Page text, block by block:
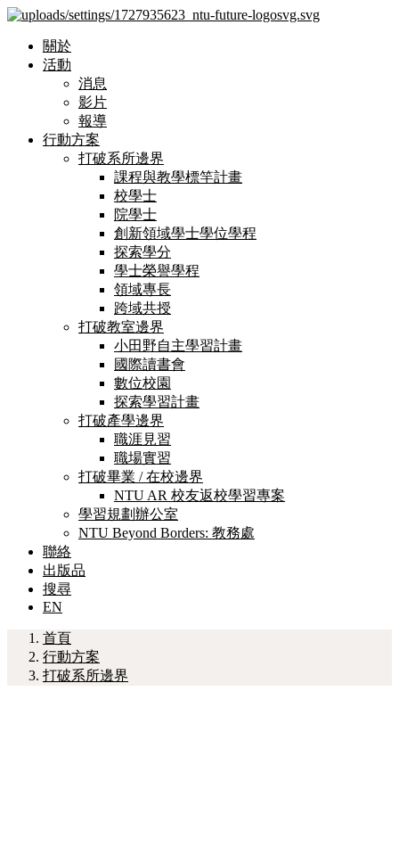
關於
活動
消息
影片
報導
行動方案
打破系所邊界
課程與教學標竿計畫
校學士
院學士
創新領域學士學位學程
探索學分
學士榮譽學程
領域專長
跨域共授
打破教室邊界
小田野自主學習計畫
國際讀書會
數位校園
探索學習計畫
打破產學邊界
職涯見習
職場實習
打破畢業 / 在校邊界
NTU AR 校友返校學習專案
學習規劃辦公室
NTU Beyond Borders: 教務處
聯絡
出版品
搜尋
EN
首頁
行動方案
打破系所邊界